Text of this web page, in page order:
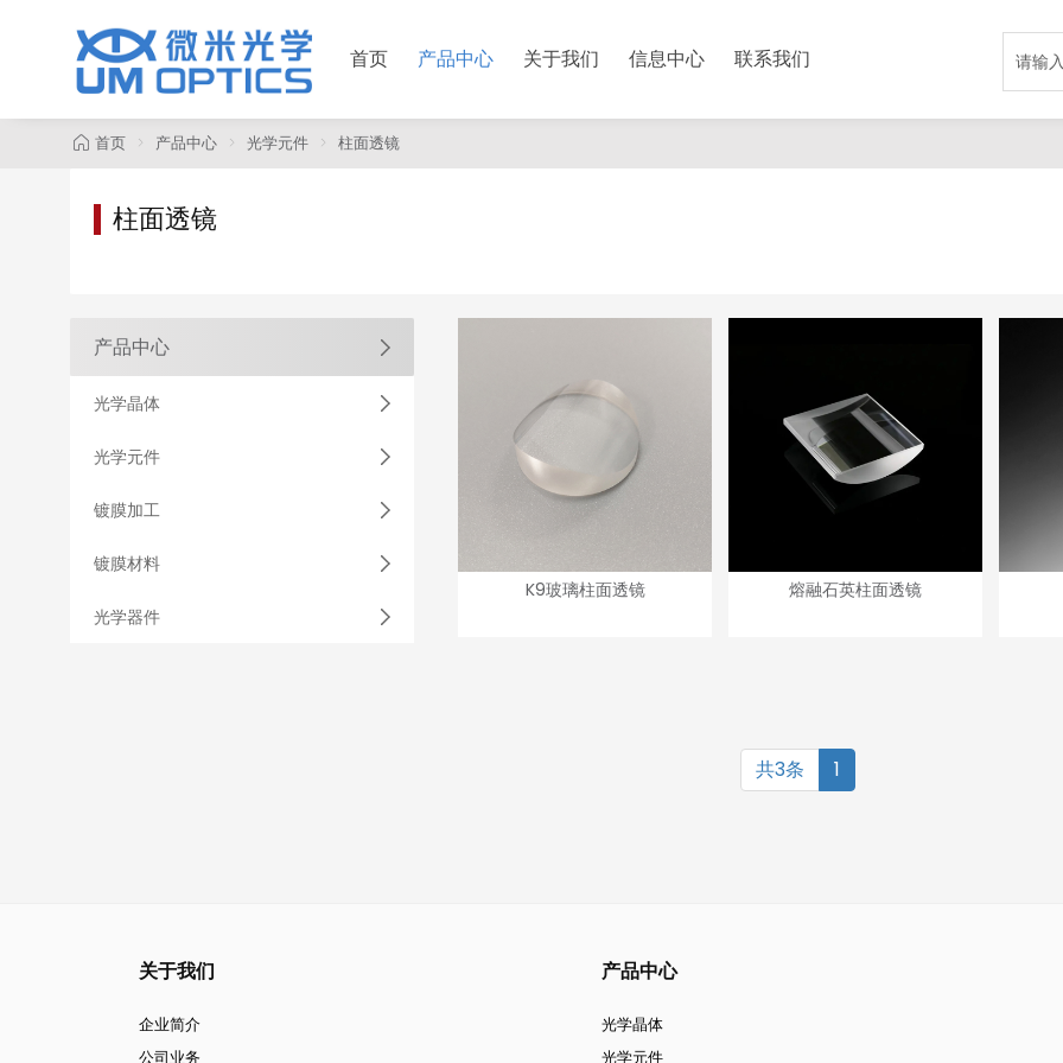
首页 产品中心 关于我们 信息中心 联系我们
首页 产品中心 光学元件 柱面透镜
柱面透镜
产品中心
光学晶体
光学元件
镀膜加工
镀膜材料
光学器件
K9玻璃柱面透镜 熔融石英柱面透镜
共3条 1
关于我们
企业简介
公司业务
产品中心
光学晶体
光学元件